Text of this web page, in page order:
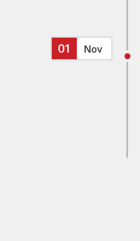
01 Nov